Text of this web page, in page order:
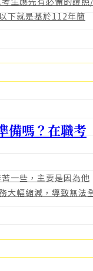
下就是基於112年簡
備嗎？在職考
一些，主要是因為他
大幅縮減，導致無法